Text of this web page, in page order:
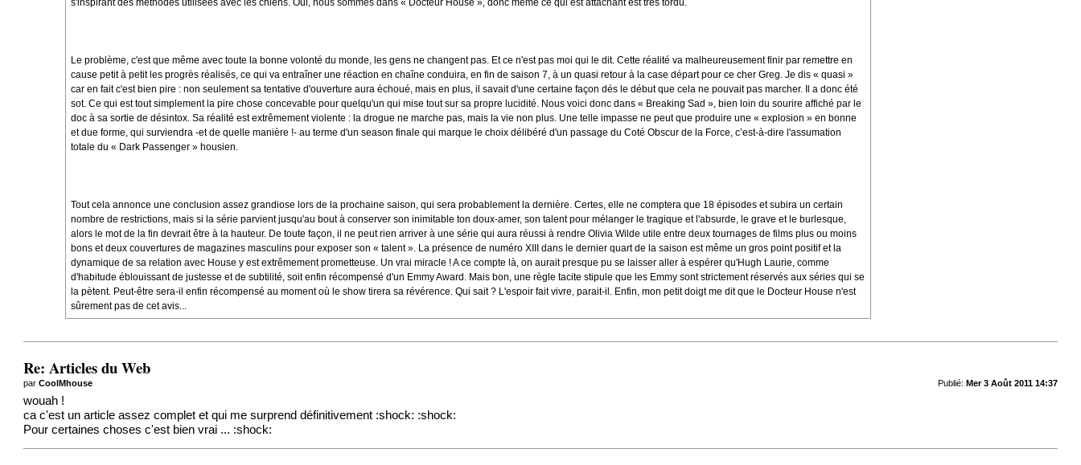
s'inspirant des méthodes utilisées avec les chiens. Oui, nous sommes dans « Docteur House », donc même ce qui est attachant est très tordu.
Le problème, c'est que même avec toute la bonne volonté du monde, les gens ne changent pas. Et ce n'est pas moi qui le dit. Cette réalité va malheureusement finir par remettre en
cause petit à petit les progrès réalisés, ce qui va entraîner une réaction en chaîne conduira, en fin de saison 7, à un quasi retour à la case départ pour ce cher Greg. Je dis « quasi »
car en fait c'est bien pire : non seulement sa tentative d'ouverture aura échoué, mais en plus, il savait d'une certaine façon dés le début que cela ne pouvait pas marcher. Il a donc été
sot. Ce qui est tout simplement la pire chose concevable pour quelqu'un qui mise tout sur sa propre lucidité. Nous voici donc dans « Breaking Sad », bien loin du sourire affiché par le
doc à sa sortie de désintox. Sa réalité est extrêmement violente : la drogue ne marche pas, mais la vie non plus. Une telle impasse ne peut que produire une « explosion » en bonne
et due forme, qui surviendra -et de quelle manière !- au terme d'un season finale qui marque le choix délibéré d'un passage du Coté Obscur de la Force, c’est-à-dire l'assumation
totale du « Dark Passenger » housien.
Tout cela annonce une conclusion assez grandiose lors de la prochaine saison, qui sera probablement la dernière. Certes, elle ne comptera que 18 épisodes et subira un certain
nombre de restrictions, mais si la série parvient jusqu'au bout à conserver son inimitable ton doux-amer, son talent pour mélanger le tragique et l'absurde, le grave et le burlesque,
alors le mot de la fin devrait être à la hauteur. De toute façon, il ne peut rien arriver à une série qui aura réussi à rendre Olivia Wilde utile entre deux tournages de films plus ou moins
bons et deux couvertures de magazines masculins pour exposer son « talent ». La présence de numéro XIII dans le dernier quart de la saison est même un gros point positif et la
dynamique de sa relation avec House y est extrêmement prometteuse. Un vrai miracle ! A ce compte là, on aurait presque pu se laisser aller à espérer qu'Hugh Laurie, comme
d'habitude éblouissant de justesse et de subtilité, soit enfin récompensé d'un Emmy Award. Mais bon, une règle tacite stipule que les Emmy sont strictement réservés aux séries qui se
la pètent. Peut-être sera-il enfin récompensé au moment où le show tirera sa révérence. Qui sait ? L'espoir fait vivre, parait-il. Enfin, mon petit doigt me dit que le Docteur House n'est
sûrement pas de cet avis...
Re: Articles du Web
Publié: Mer 3 Août 2011 14:37
parCoolMhouse
wouah !
ca c'est un article assez complet et qui me surprend définitivement :shock: :shock:
Pour certaines choses c'est bien vrai ... :shock: